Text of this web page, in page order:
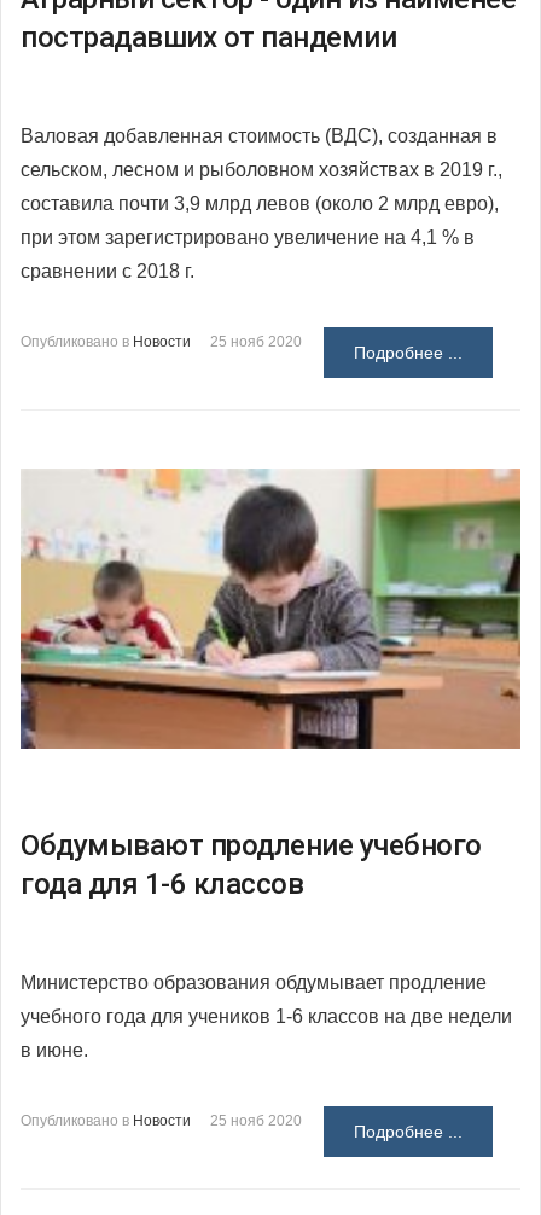
пострадавших от пандемии
Валовая добавленная стоимость (ВДС), созданная в
сельском, лесном и рыболовном хозяйствах в 2019 г.,
составила почти 3,9 млрд левов (около 2 млрд евро),
при этом зарегистрировано увеличение на 4,1 % в
сравнении с 2018 г.
Опубликовано в Новости 25 нояб 2020
Подробнее ...
Обдумывают продление учебного
года для 1-6 классов
Министерство образования обдумывает продление
учебного года для учеников 1-6 классов на две недели
в июне.
Опубликовано в Новости 25 нояб 2020
Подробнее ...